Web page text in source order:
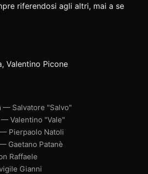
riferendosi agli altri, mai a se
Valentino Picone
— Salvatore "Salvo"
— Valentino "Vale"
— Pierpaolo Natoli
Gaetano Patanè
Raffaele
Gianni